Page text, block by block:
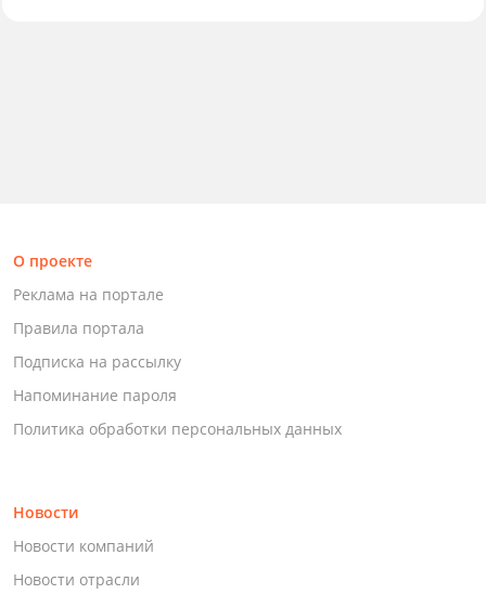
О проекте
Реклама на портале
Правила портала
Подписка на рассылку
Напоминание пароля
Политика обработки персональных данных
Новости
Новости компаний
Новости отрасли